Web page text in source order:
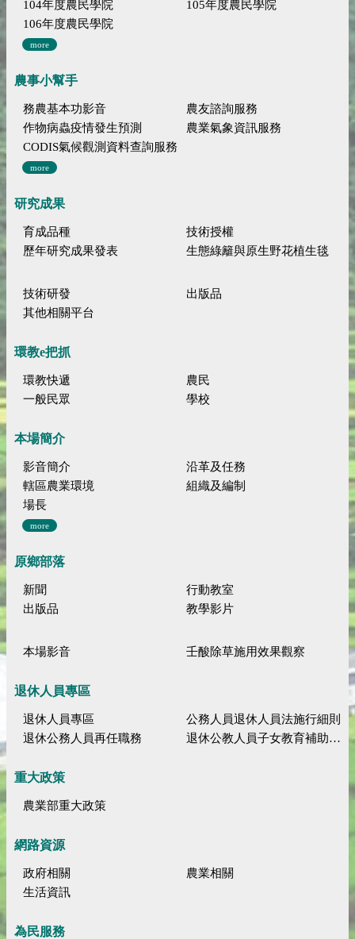
104年度農民學院
105年度農民學院
106年度農民學院
more
農事小幫手
務農基本功影音
農友諮詢服務
作物病蟲疫情發生預測
農業氣象資訊服務
CODIS氣候觀測資料查詢服務
more
研究成果
育成品種
技術授權
歷年研究成果發表
生態綠籬與原生野花植生毯
技術研發
出版品
其他相關平台
環教e把抓
環教快遞
農民
一般民眾
學校
本場簡介
影音簡介
沿革及任務
轄區農業環境
組織及編制
場長
more
原鄉部落
新聞
行動教室
出版品
教學影片
本場影音 壬酸除草施用效果觀察
退休人員專區
退休人員專區
公務人員退休人員法施行細則
退休公務人員再任職務
退休公教人員子女教育補助規定
重大政策
農業部重大政策
網路資源
政府相關
農業相關
生活資訊
為民服務